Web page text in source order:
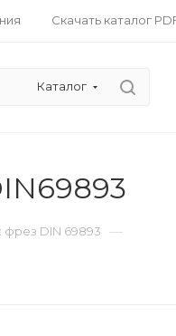
Скачать каталог
Каталог
DIN 69893 —